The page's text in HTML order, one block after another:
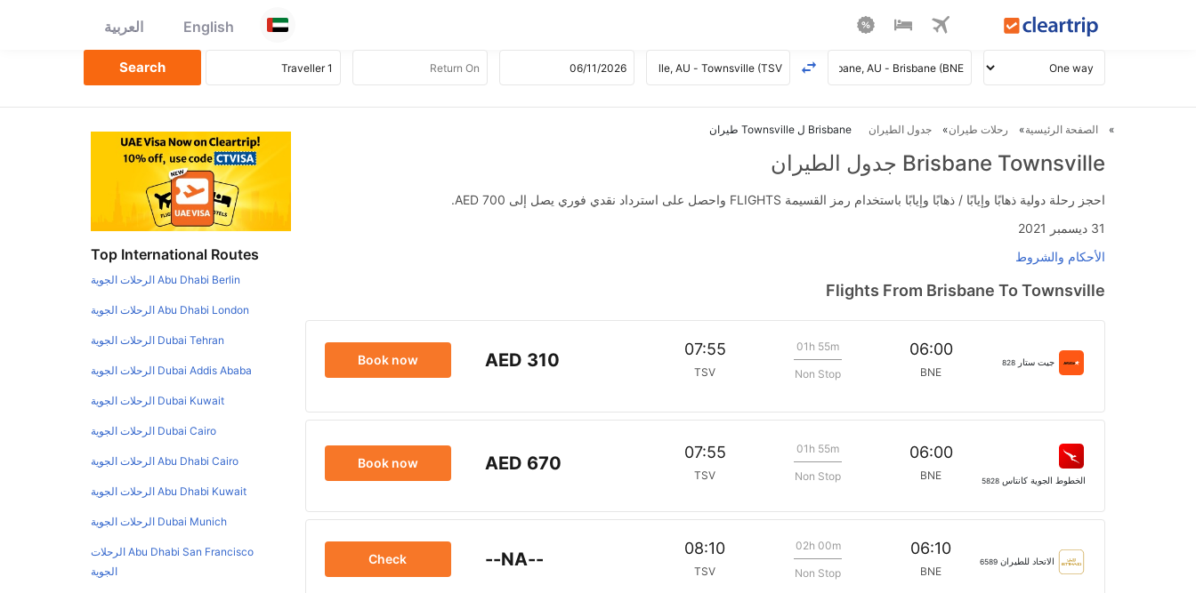
English العربية
الصفحة الرئيسية رحلات طيران جدول الطيران Brisbane ل Townsville طيران
Brisbane Townsville جدول الطيران
احجز رحلة دولية ذهابًا وإيابًا / ذهابًا وإيابًا باستخدام رمز القسيمة FLIGHTS واحصل على استرداد نقدي فوري يصل إلى AED 700.
31 ديسمبر 2021
الأحكام والشروط
Flights From Brisbane To Townsville
جيت ستار 828
06:00
BNE
01h 55m
Non Stop
07:55
TSV
AED 310
Book now
الخطوط الجوية كانتاس 5828
06:00
BNE
01h 55m
Non Stop
07:55
TSV
AED 670
Book now
الاتحاد للطيران 6589
06:10
BNE
02h 00m
Non Stop
08:10
TSV
--NA--
Check
Top International Routes
Abu Dhabi Berlin الرحلات الجوية
Abu Dhabi London الرحلات الجوية
Dubai Tehran الرحلات الجوية
Dubai Addis Ababa الرحلات الجوية
Dubai Kuwait الرحلات الجوية
Dubai Cairo الرحلات الجوية
Abu Dhabi Cairo الرحلات الجوية
Abu Dhabi Kuwait الرحلات الجوية
Dubai Munich الرحلات الجوية
Abu Dhabi San Francisco الرحلات
الجوية